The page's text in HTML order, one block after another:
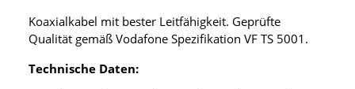
Koaxialkabel mit bester Leitfähigkeit. Geprüfte
Qualität gemäß Vodafone Spezifikation VF TS 5001.
Technische Daten: